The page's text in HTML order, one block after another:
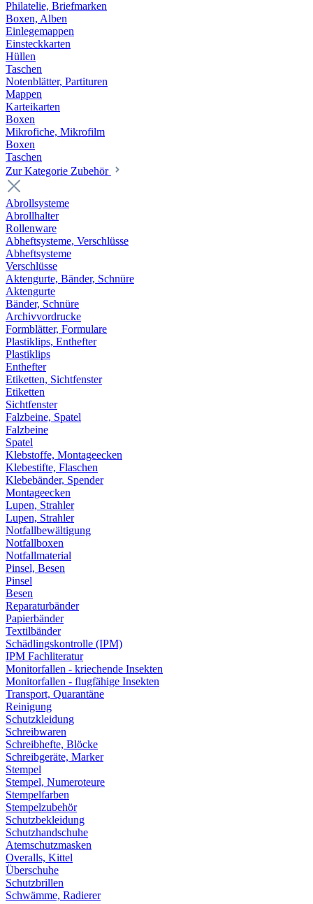
Philatelie, Briefmarken
Boxen, Alben
Einlegemappen
Einsteckkarten
Hüllen
Taschen
Notenblätter, Partituren
Mappen
Karteikarten
Boxen
Mikrofiche, Mikrofilm
Boxen
Taschen
Zur Kategorie Zubehör
Abrollsysteme
Abrollhalter
Rollenware
Abheftsysteme, Verschlüsse
Abheftsysteme
Verschlüsse
Aktengurte, Bänder, Schnüre
Aktengurte
Bänder, Schnüre
Archivvordrucke
Formblätter, Formulare
Plastiklips, Enthefter
Plastiklips
Enthefter
Etiketten, Sichtfenster
Etiketten
Sichtfenster
Falzbeine, Spatel
Falzbeine
Spatel
Klebstoffe, Montageecken
Klebestifte, Flaschen
Klebebänder, Spender
Montageecken
Lupen, Strahler
Lupen, Strahler
Notfallbewältigung
Notfallboxen
Notfallmaterial
Pinsel, Besen
Pinsel
Besen
Reparaturbänder
Papierbänder
Textilbänder
Schädlingskontrolle (IPM)
IPM Fachliteratur
Monitorfallen - kriechende Insekten
Monitorfallen - flugfähige Insekten
Transport, Quarantäne
Reinigung
Schutzkleidung
Schreibwaren
Schreibhefte, Blöcke
Schreibgeräte, Marker
Stempel
Stempel, Numeroteure
Stempelfarben
Stempelzubehör
Schutzbekleidung
Schutzhandschuhe
Atemschutzmasken
Overalls, Kittel
Überschuhe
Schutzbrillen
Schwämme, Radierer